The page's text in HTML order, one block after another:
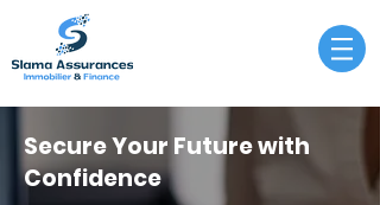
Secure Your Future with
Confidence